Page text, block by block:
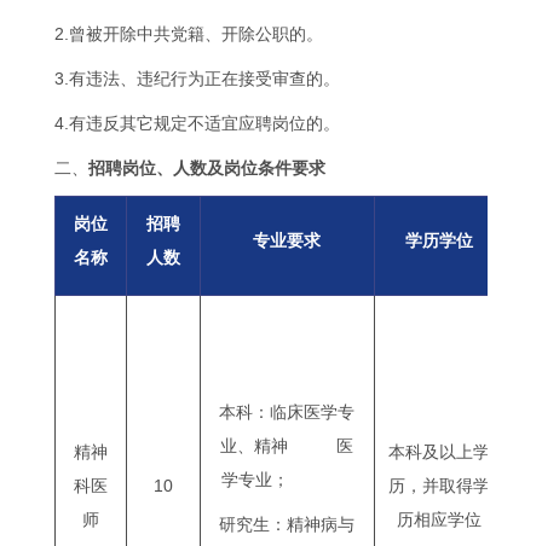
2.曾被开除中共党籍、开除公职的。
3.有违法、违纪行为正在接受审查的。
4.有违反其它规定不适宜应聘岗位的。
二、 招聘岗位、 人数及岗位条件要求
岗位
名称
招聘
人数
专业要求 学历学位
精神
科医
师
10
本科：临床医学专
业、精神 医
学专业；
研究生：精神病与
本科及以上学
历，并取得学
历相应学位